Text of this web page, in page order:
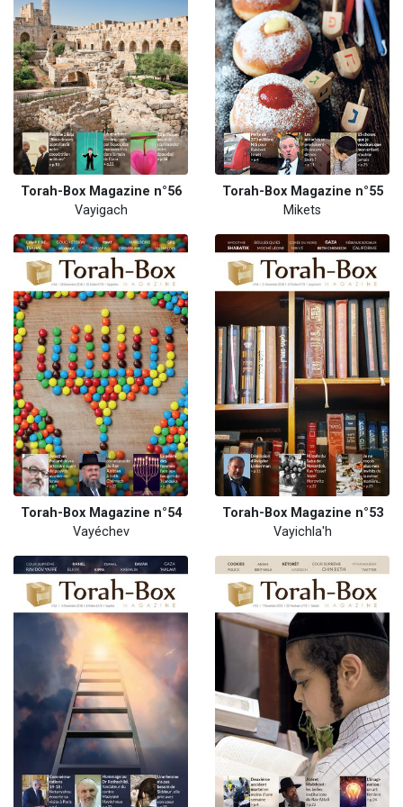
Torah-Box Magazine n°56
Vayigach
Torah-Box Magazine n°55
Mikets
Torah-Box Magazine n°54
Vayéchev
Torah-Box Magazine n°53
Vayichla'h